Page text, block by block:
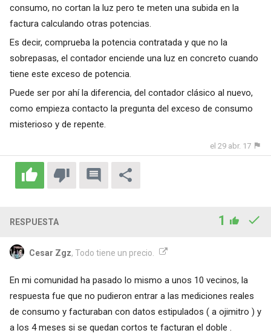
consumo, no cortan la luz pero te meten una subida en la
factura calculando otras potencias.
Es decir, comprueba la potencia contratada y que no la
sobrepasas, el contador enciende una luz en concreto cuando
tiene este exceso de potencia.
Puede ser por ahí la diferencia, del contador clásico al nuevo,
como empieza contacto la pregunta del exceso de consumo
misterioso y de repente.
el 29 abr. 17
RESPUESTA 1
Cesar Zgz, Todo tiene un precio.
En mi comunidad ha pasado lo mismo a unos 10 vecinos, la
respuesta fue que no pudieron entrar a las mediciones reales
de consumo y facturaban con datos estipulados ( a ojimitro ) y
a los 4 meses si se quedan cortos te facturan el doble .